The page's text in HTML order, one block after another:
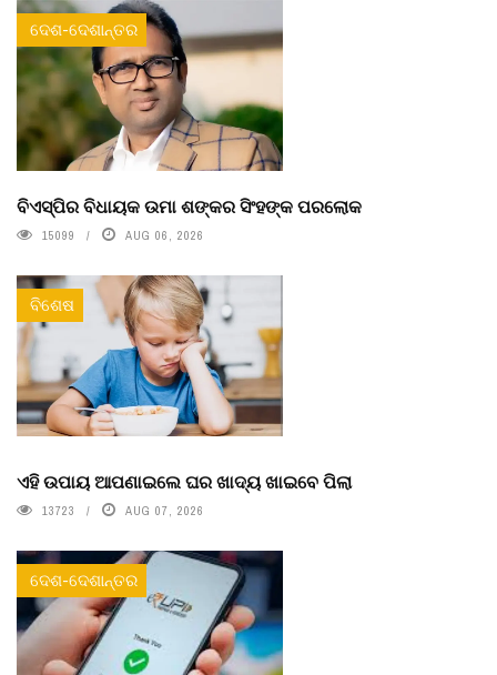
ଦେଶ-ଦେଶାନ୍ତର
ବିଏସ୍‌ପିର ବିଧାୟକ ଉମା ଶଙ୍କର ସିଂହଙ୍କ ପରଲୋକ
15099 AUG 06, 2026
ବିଶେଷ
ଏହି ଉପାୟ ଆପଣାଇଲେ ଘର ଖାଦ୍ୟ ଖାଇବେ ପିଲା
13723 AUG 07, 2026
ଦେଶ-ଦେଶାନ୍ତର